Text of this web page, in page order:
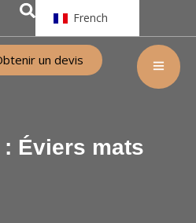
French
un devis
Éviers mats